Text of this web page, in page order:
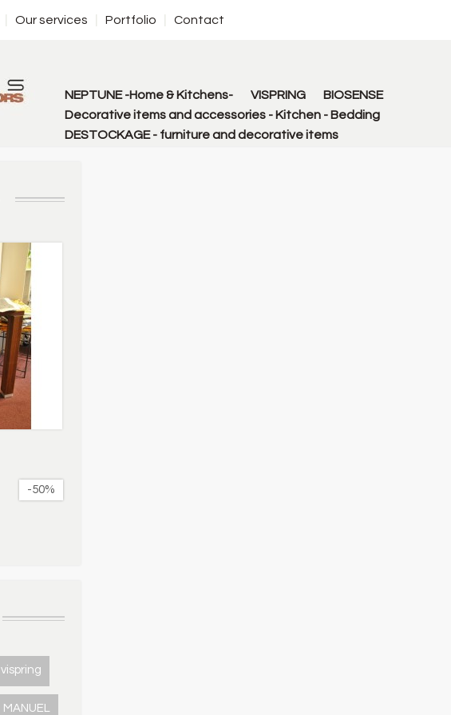
Our services Portfolio Contact
NEPTUNE -Home & Kitchens- VISPRING
BIOSENSE
Decorative items and accessories - Kitchen - Bedding
DESTOCKAGE - furniture and decorative items
-50%
vispring
MANUEL